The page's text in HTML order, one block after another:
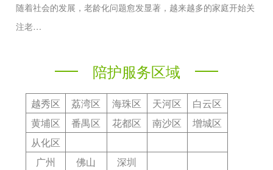
随着社会的发展，老龄化问题愈发显著，越来越多的家庭开始关
注老…
陪护服务区域
越秀区 荔湾区 海珠区 天河区
白云区
黄埔区
番禺区 花都区 南沙区
增城区
从化区
广州
佛山 深圳